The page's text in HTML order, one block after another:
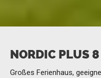
NORDIC PLUS 8
Großes Ferienhaus,